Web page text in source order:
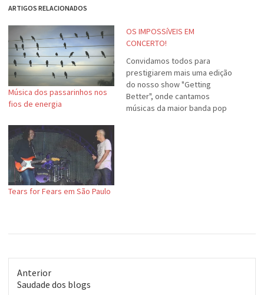
ARTIGOS RELACIONADOS
Música dos passarinhos nos
fios de energia
OS IMPOSSíVEIS EM
CONCERTO!
Convidamos todos para
prestigiarem mais uma edição
do nosso show "Getting
Better", onde cantamos
músicas da maior banda pop
Tears for Fears em São Paulo
Anterior
Post
Saudade dos blogs